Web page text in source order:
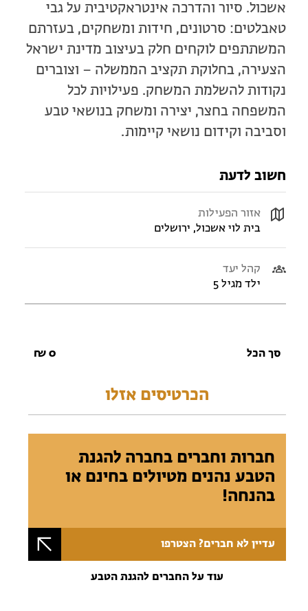
אשכול. סיור והדרכה אינטראקטיבית על גבי
טאבלטים: סרטונים, חידות ומשחקים, בעזרתם
המשתתפים לוקחים חלק בעיצוב מדינת ישראל
הצעירה, בחלוקת תקציב הממשלה – וצוברים
נקודות להשלמת המשחק. פעילויות לכל
המשפחה בחצר, יצירה ומשחק בנושאי טבע
וסביבה וקידום נושאי קיימות.
חשוב לדעת
אזור הפעילות
בית לוי אשכול, ירושלים
קהל יעד
ילד מגיל 5
סך הכל 0
₪
הכרטיסים אזלו
חברות וחברים בחברה להגנת
הטבע נהנים מטיולים בחינם או
בהנחה!
עדיין לא חברים? הצטרפו
עוד על החברים להגנת הטבע